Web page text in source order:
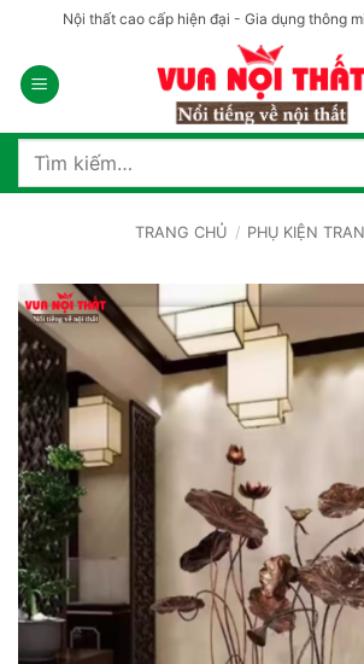
nội
dung
Nội thất cao cấp hiện đại - Gia dụng thông
Tìm
TRANG CHỦ / PHỤ KIỆN